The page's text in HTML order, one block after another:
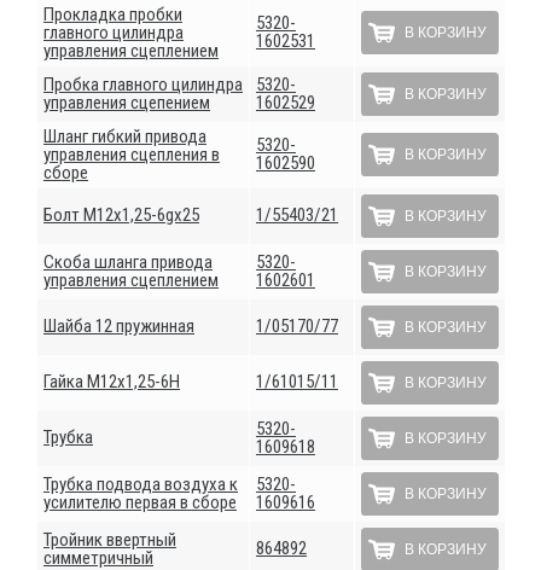
Прокладка пробки
главного цилиндра
управления сцеплением
5320-
1602531
В КОРЗИНУ
Пробка главного цилиндра
управления сцепением
5320-
1602529
В КОРЗИНУ
Шланг гибкий привода
управления сцепления в
сборе
5320-
1602590
В КОРЗИНУ
Болт М12х1,25-6gх25 1/55403/21 В КОРЗИНУ
Скоба шланга привода
управления сцеплением
5320-
1602601
В КОРЗИНУ
Шайба 12 пружинная 1/05170/77 В КОРЗИНУ
Гайка М12х1,25-6Н 1/61015/11 В КОРЗИНУ
Трубка
5320-
1609618
В КОРЗИНУ
Трубка подвода воздуха к
усилителю первая в сборе
5320-
1609616
В КОРЗИНУ
Тройник ввертный
симметричный
864892 В КОРЗИНУ